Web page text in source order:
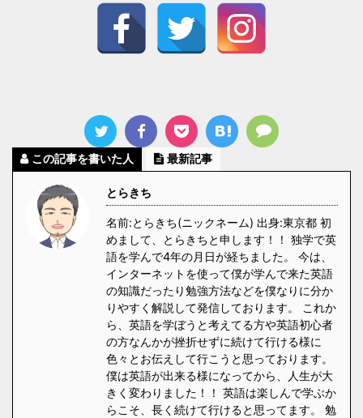
この記事を書いた人 最新記事
とらきち
名前:とらきち(ニックネーム) 出身:東京都 初
めまして、とらきちと申します！！ 独学で英
語を学んで4年の月日が経ちました。 今は、
インターネットを使って僕が学んで来た英語
の知識だったり勉強方法などを僕なりに分か
りやすく解説して発信しております。 これか
ら、英語を学ぼうと考えてる方や英語初心者
の方なんかが挫折せずに続けて行ける様に
色々とお伝えして行こうと思っております。
僕は英語が出来る様になってから、人生が大
きく変わりました！！ 英語は楽しんで学ぶか
らこそ、長く続けて行けると思ってます。 勉